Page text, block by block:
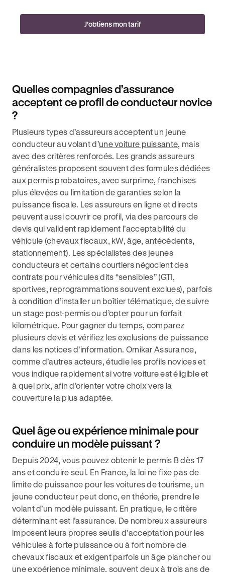
J’obtiens mon tarif
Quelles compagnies d’assurance
acceptent ce profil de conducteur novice
?
Plusieurs types d’assureurs acceptent un jeune
conducteur au volant d’une voiture puissante, mais
avec des critères renforcés. Les grands assureurs
généralistes proposent souvent des formules dédiées
aux permis probatoires, avec surprime, franchises
plus élevées ou limitation de garanties selon la
puissance fiscale. Les assureurs en ligne et directs
peuvent aussi couvrir ce profil, via des parcours de
devis qui valident rapidement l’acceptabilité du
véhicule (chevaux fiscaux, kW, âge, antécédents,
stationnement). Les spécialistes des jeunes
conducteurs et certains courtiers négocient des
contrats pour véhicules dits “sensibles” (GTI,
sportives, reprogrammations souvent exclues), parfois
à condition d’installer un boîtier télématique, de suivre
un stage post-permis ou d’opter pour un forfait
kilométrique. Pour gagner du temps, comparez
plusieurs devis et vérifiez les exclusions de puissance
dans les notices d’information. Ornikar Assurance,
comme d’autres acteurs, étudie les profils novices et
vous indique rapidement si votre voiture est éligible et
à quel prix, afin d’orienter votre choix vers la
couverture la plus adaptée.
Quel âge ou expérience minimale pour
conduire un modèle puissant ?
Depuis 2024, vous pouvez obtenir le permis B dès 17
ans et conduire seul. En France, la loi ne fixe pas de
limite de puissance pour les voitures de tourisme, un
jeune conducteur peut donc, en théorie, prendre le
volant d’un modèle puissant. En pratique, le critère
déterminant est l’assurance. De nombreux assureurs
imposent leurs propres seuils d’acceptation pour les
véhicules à forte puissance ou à fort nombre de
chevaux fiscaux et exigent parfois un âge plancher ou
une expérience minimale, souvent deux à trois ans de